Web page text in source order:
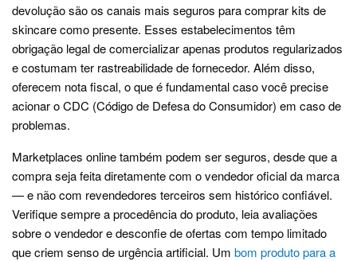
devolução são os canais mais seguros para comprar kits de
skincare como presente. Esses estabelecimentos têm
obrigação legal de comercializar apenas produtos regularizados
e costumam ter rastreabilidade de fornecedor. Além disso,
oferecem nota fiscal, o que é fundamental caso você precise
acionar o CDC (Código de Defesa do Consumidor) em caso de
problemas.
Marketplaces online também podem ser seguros, desde que a
compra seja feita diretamente com o vendedor oficial da marca
— e não com revendedores terceiros sem histórico confiável.
Verifique sempre a procedência do produto, leia avaliações
sobre o vendedor e desconfie de ofertas com tempo limitado
que criem senso de urgência artificial. Um bom produto para a